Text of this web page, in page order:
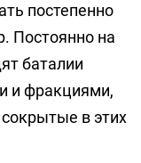
постепенно
Постоянно на
баталии
и фракциями,
в этих